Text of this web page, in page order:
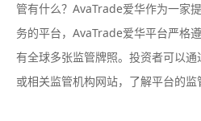
管有什么？AvaTrade爱华作为一家
务的平台，AvaTrade爱华平台严格
有全球多张监管牌照。投资者可以通
或相关监管机构网站，了解平台的监